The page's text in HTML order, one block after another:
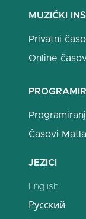
MUZIČKI
Privatni
Online
Časovi
JEZICI
English
Русский